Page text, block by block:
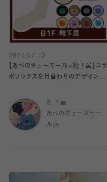
2026.07.10
【あべのキューモール×靴下屋】コラ
ボソックスを月替わりのデザインで
靴下屋
あべのキューズモー
ル店